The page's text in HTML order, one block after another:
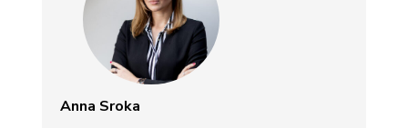
Anna Sroka